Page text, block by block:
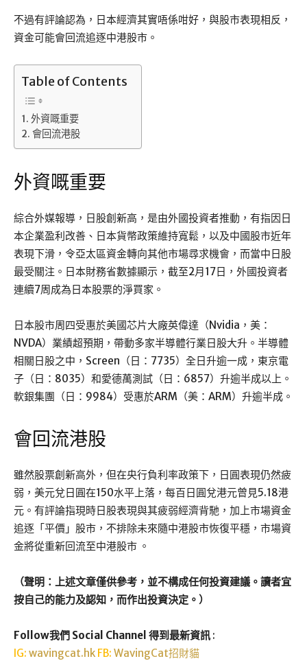
不過有評論認為，日本經濟其實唔係咁好，與股市表現相反，
資金可能會回流追逐中港股市。
Table of Contents
外資嘅重要
會回流港股
外資嘅重要
綜合外媒報導，日股創新高，是由外國投資者推動，有指因日
本企業盈利改善、日本貨幣政策維持寬鬆，以及中國股市近年
表現下滑，令亞太區資金轉向其他市場尋求機會，而當中日股
最受關注。日本財務省數據顯示，截至2月17日，外國投資者
連續7周成為日本股票的淨買家。
日本股市周四受惠於美國芯片大廠英偉達（Nvidia，美：
NVDA）業績超預期，帶動多家半導體行業日股大升。半導體
相關日股之中，Screen（日：7735）全日升逾一成，東京電
子（日：8035）和愛德萬測試（日：6857）升逾半成以上。
軟銀集團（日：9984）受惠於ARM（美：ARM）升逾半成。
會回流港股
雖然股票創新高外，但在央行負利率政策下，日圓表現仍然疲
弱，美元兌日圓在150水平上落，每百日圓兌港元曾見5.18港
元。有評論指現時日股表現與其疲弱經濟背馳，加上市場資金
追逐「平價」股市，不排除未來隨中港股市恢復平穩，市場資
金將從重新回流至中港股市 。
（聲明：上述文章僅供參考，並不構成任何投資建議。讀者宜
按自己的能力及認知，而作出投資決定。）
Follow我們 Social Channel 得到最新資訊 :
IG: wavingcat.hk FB: WavingCat招財貓